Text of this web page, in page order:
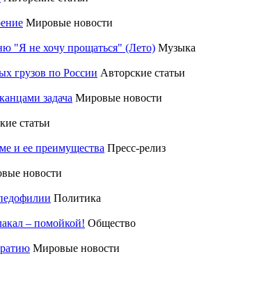
Мировые новости
"Я не хочу прощаться" (Лето) Музыка
грузов по России Авторские статьи
задача Мировые новости
статьи
и ее преимущества Пресс-релиз
новости
Политика
– помойкой! Общество
Мировые новости